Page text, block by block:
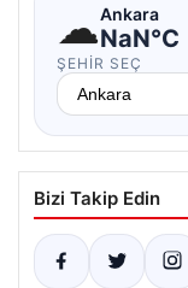
☁Ankara
NaN°C
ŞEHIR SEÇ
Bizi Takip Edin